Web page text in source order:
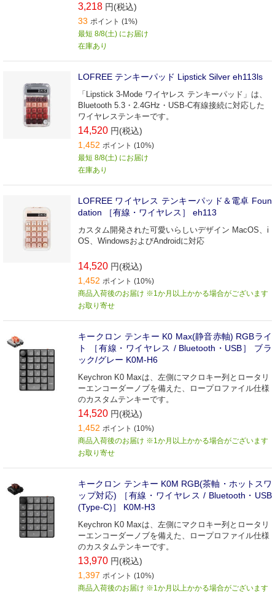
3,218 円(税込)
33 ポイント (1%)
最短 8/8(土) にお届け
在庫あり
LOFREE テンキーパッド Lipstick Silver eh113ls
「Lipstick 3-Mode ワイヤレス テンキーパッド」は、
Bluetooth 5.3・2.4GHz・USB-C有線接続に対応した
ワイヤレステンキーです。
14,520 円(税込)
1,452 ポイント (10%)
最短 8/8(土) にお届け
在庫あり
LOFREE ワイヤレス テンキーパッド＆電卓 Foun
dation ［有線・ワイヤレス］ eh113
カスタム開発された可愛いらしいデザイン MacOS、i
OS、WindowsおよびAndroidに対応
14,520 円(税込)
1,452 ポイント (10%)
商品入荷後のお届け ※1か月以上かかる場合がございます
お取り寄せ
キークロン テンキー K0 Max(静音赤軸) RGBライ
ト ［有線・ワイヤレス / Bluetooth・USB］ ブラ
ック/グレー K0M-H6
Keychron K0 Maxは、左側にマクロキー列とロータリ
ーエンコーダーノブを備えた、ロープロファイル仕様
のカスタムテンキーです。
14,520 円(税込)
1,452 ポイント (10%)
商品入荷後のお届け ※1か月以上かかる場合がございます
お取り寄せ
キークロン テンキー K0M RGB(茶軸・ホットスワ
ップ対応) ［有線・ワイヤレス / Bluetooth・USB
(Type-C)］ K0M-H3
Keychron K0 Maxは、左側にマクロキー列とロータリ
ーエンコーダーノブを備えた、ロープロファイル仕様
のカスタムテンキーです。
13,970 円(税込)
1,397 ポイント (10%)
商品入荷後のお届け ※1か月以上かかる場合がございます